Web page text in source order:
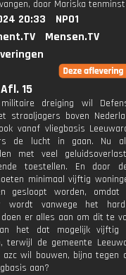
door Mariska
20:33
NPO1
Mensen.TV
15
militaire dreiging wil
straaljagers boven
vanaf vliegbasis
de lucht in gaan. Nu
met veel
toestellen. En door
minimaal vijftig
gesloopt worden,
wordt vanwege het
er alles aan om dit te
het dat mogelijk vijftig
terwijl de gemeente
azc wil bouwen, bijna tegen
aan?